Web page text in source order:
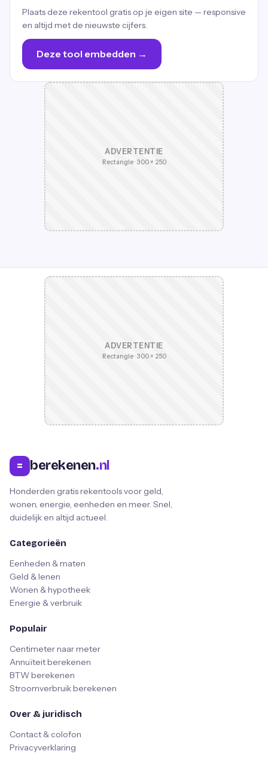
Plaats deze rekentool gratis op je eigen site — responsive
en altijd met de nieuwste cijfers.
Deze tool embedden →
ADVERTENTIE
Rectangle · 300 × 250
ADVERTENTIE
Rectangle · 300 × 250
= berekenen.nl
Honderden gratis rekentools voor geld,
wonen, energie, eenheden en meer. Snel,
duidelijk en altijd actueel.
Categorieën
Eenheden & maten
Geld & lenen
Wonen & hypotheek
Energie & verbruik
Populair
Centimeter naar meter
Annuïteit berekenen
BTW berekenen
Stroomverbruik berekenen
Over & juridisch
Contact & colofon
Privacyverklaring